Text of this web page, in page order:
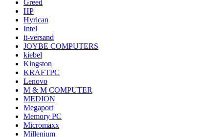
Greed
HP
Hyrican
Intel
it-versand
JOYBE COMPUTERS
kiebel
Kingston
KRAFTPC
Lenovo
M & M COMPUTER
MEDION
Megaport
Memory PC
Micromaxx
Millenium